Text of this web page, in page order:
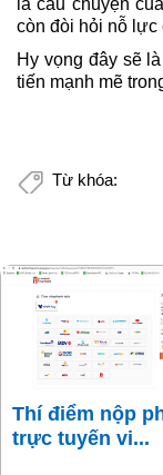
là câu chuyện
còn đòi hỏi nỗ lực
Hy vọng đây sẽ
tiến mạnh mẽ
Từ khóa:
Thí điểm nộp phạt
trực tuyến vi...